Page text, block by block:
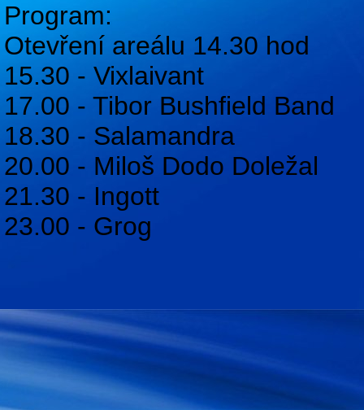
Program:
Otevření areálu 14.30 hod
15.30 - Vixlaivant
17.00 - Tibor Bushfield Band
18.30 - Salamandra
20.00 - Miloš Dodo Doležal
21.30 - Ingott
23.00 - Grog